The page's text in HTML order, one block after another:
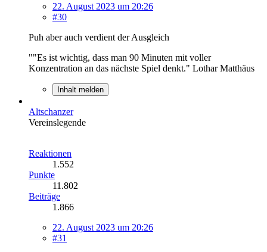
22. August 2023 um 20:26
#30
Puh aber auch verdient der Ausgleich
""Es ist wichtig, dass man 90 Minuten mit voller
Konzentration an das nächste Spiel denkt." Lothar Matthäus
Inhalt melden
Altschanzer
Vereinslegende
Reaktionen
1.552
Punkte
11.802
Beiträge
1.866
22. August 2023 um 20:26
#31